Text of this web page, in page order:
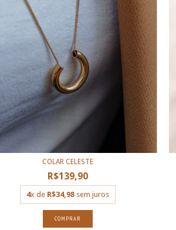
COLAR CELESTE
R$139,90
4x de R$34,98sem juros
COMPRAR